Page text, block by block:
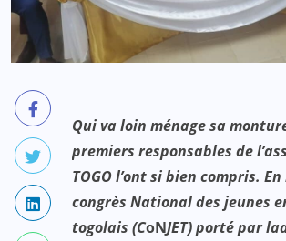
Qui va loin ménage sa
premiers responsables de
TOGO l’ont si bien compris.
congrès National des jeunes
togolais (CoNJET)porté par